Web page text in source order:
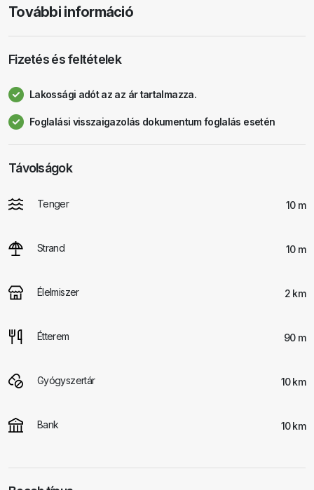
További információ
Fizetés és feltételek
Lakossági adót az az ár tartalmazza.
Foglalási visszaigazolás dokumentum foglalás esetén
Távolságok
Tenger 10 m
Strand 10 m
Élelmiszer 2 km
Étterem 90 m
Gyógyszertár 10 km
Bank 10 km